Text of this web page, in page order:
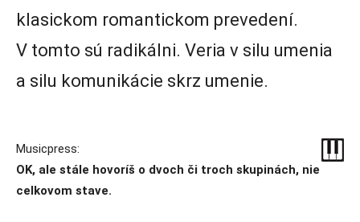
klasickom romantickom prevedení.
V tomto sú radikálni. Veria v silu umenia
a silu komunikácie skrz umenie.
Musicpress:
OK, ale stále hovoríš o dvoch či troch skupinách, nie
celkovom stave.